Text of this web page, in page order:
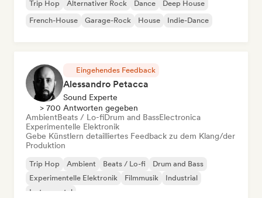
Trip Hop Alternativer Rock Dance
Deep House
French-House
Garage-Rock House Indie-Dance
Eingehendes Feedback
Alessandro Petacca
Sound Experte
> 700 Antworten gegeben
AmbientBeats / Lo-fiDrum and BassElectronica
Experimentelle Elektronik
Gebe Künstlern detailliertes Feedback zu dem Klang/der
Produktion
Trip Hop Ambient Beats / Lo-fi
Drum and Bass
Experimentelle Elektronik
Filmmusik
Industrial
Instrumental